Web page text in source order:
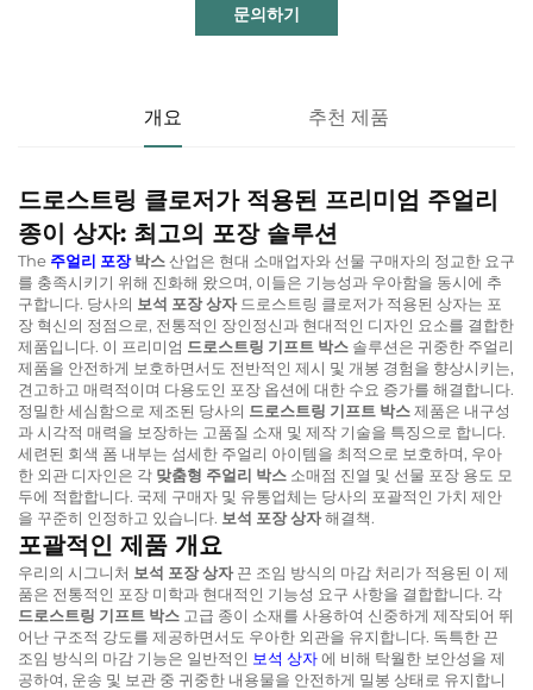
문의하기
개요 추천 제품
드로스트링 클로저가 적용된 프리미엄 주얼리
종이 상자: 최고의 포장 솔루션
The 주얼리 포장박스산업은 현대 소매업자와 선물 구매자의 정교한 요구
를 충족시키기 위해 진화해 왔으며, 이들은 기능성과 우아함을 동시에 추
구합니다. 당사의 보석 포장 상자 드로스트링 클로저가 적용된 상자는 포
장 혁신의 정점으로, 전통적인 장인정신과 현대적인 디자인 요소를 결합한
제품입니다. 이 프리미엄 드로스트링 기프트 박스 솔루션은 귀중한 주얼리
제품을 안전하게 보호하면서도 전반적인 제시 및 개봉 경험을 향상시키는,
견고하고 매력적이며 다용도인 포장 옵션에 대한 수요 증가를 해결합니다.
정밀한 세심함으로 제조된 당사의 드로스트링 기프트 박스제품은 내구성
과 시각적 매력을 보장하는 고품질 소재 및 제작 기술을 특징으로 합니다.
세련된 회색 폼 내부는 섬세한 주얼리 아이템을 최적으로 보호하며, 우아
한 외관 디자인은 각 맞춤형 주얼리 박스 소매점 진열 및 선물 포장 용도 모
두에 적합합니다. 국제 구매자 및 유통업체는 당사의 포괄적인 가치 제안
을 꾸준히 인정하고 있습니다. 보석 포장 상자해결책.
포괄적인 제품 개요
우리의 시그니처 보석 포장 상자끈 조임 방식의 마감 처리가 적용된 이 제
품은 전통적인 포장 미학과 현대적인 기능성 요구 사항을 결합합니다. 각
드로스트링 기프트 박스 고급 종이 소재를 사용하여 신중하게 제작되어 뛰
어난 구조적 강도를 제공하면서도 우아한 외관을 유지합니다. 독특한 끈
조임 방식의 마감 기능은 일반적인 보석 상자에 비해 탁월한 보안성을 제
공하여, 운송 및 보관 중 귀중한 내용물을 안전하게 밀봉 상태로 유지합니